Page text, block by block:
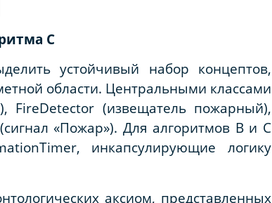
C
устойчивый набор концептов,
области. Центральными классами
FireDetector (извещатель пожарный),
(сигнал «Пожар»). Для алгоритмов В и С
, инкапсулирующие логику
аксиом, представленных